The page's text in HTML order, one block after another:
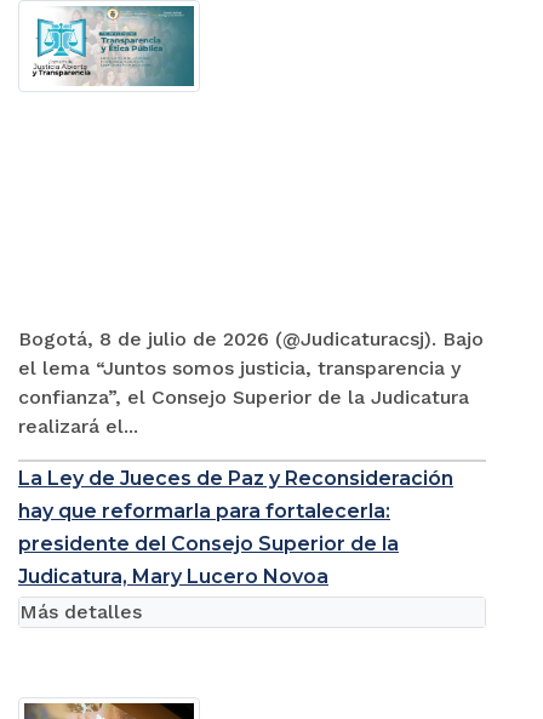
Bogotá, 8 de julio de 2026 (@Judicaturacsj). Bajo
el lema “Juntos somos justicia, transparencia y
confianza”, el Consejo Superior de la Judicatura
realizará el...
La Ley de Jueces de Paz y Reconsideración
hay que reformarla para fortalecerla:
presidente del Consejo Superior de la
Judicatura, Mary Lucero Novoa
Más detalles